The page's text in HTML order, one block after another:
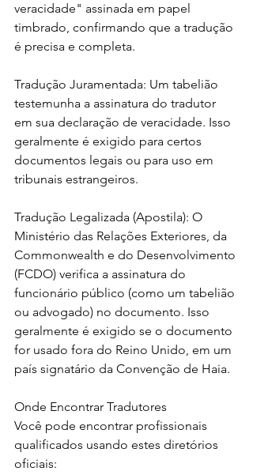
veracidade" assinada em papel
timbrado, confirmando que a tradução
é precisa e completa.
Tradução Juramentada: Um tabelião
testemunha a assinatura do tradutor
em sua declaração de veracidade. Isso
geralmente é exigido para certos
documentos legais ou para uso em
tribunais estrangeiros.
Tradução Legalizada (Apostila): O
Ministério das Relações Exteriores, da
Commonwealth e do Desenvolvimento
(FCDO) verifica a assinatura do
funcionário público (como um tabelião
ou advogado) no documento. Isso
geralmente é exigido se o documento
for usado fora do Reino Unido, em um
país signatário da Convenção de Haia.
Onde Encontrar Tradutores
Você pode encontrar profissionais
qualificados usando estes diretórios
oficiais: